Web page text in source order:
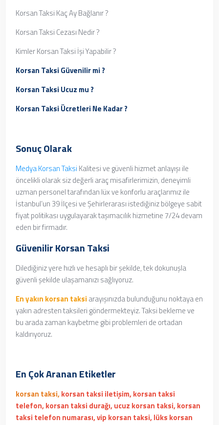
Korsan Taksi Kaç Ay Bağlanır ?
Korsan Taksi Cezası Nedir ?
Kimler Korsan Taksi İşi Yapabilir ?
Korsan Taksi Güvenilir mi ?
Korsan Taksi Ucuz mu ?
Korsan Taksi Ücretleri Ne Kadar ?
Sonuç Olarak
Medya Korsan Taksi Kalitesi ve güvenli hizmet anlayışı ile
öncelikli olarak siz değerli araç misafirlerimizin, deneyimli
uzman personel tarafından lüx ve konforlu araçlarımız ile
İstanbul’un 39 İlçesi ve Şehirlerarası istediğiniz bölgeye sabit
fiyat politikası uygulayarak taşımacılık hizmetine 7/24 devam
eden bir firmadır.
Güvenilir Korsan Taksi
Dilediğiniz yere hızlı ve hesaplı bir şekilde, tek dokunuşla
güvenli şekilde ulaşamanızı sağlıyoruz.
En yakın korsan taksi arayışınızda bulunduğunu noktaya en
yakın adresten taksileri göndermekteyiz. Taksi bekleme ve
bu arada zaman kaybetme gibi problemleri de ortadan
kaldırıyoruz.
En Çok Aranan Etiketler
korsan taksi, korsan taksi iletişim, korsan taksi
telefon, korsan taksi durağı, ucuz korsan taksi, korsan
taksi telefon numarası, vip korsan taksi, lüks korsan